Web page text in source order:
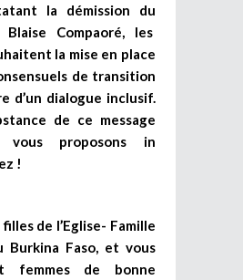
la démission du
Compaoré, les
la mise en place
de transition
d’un dialogue inclusif.
de ce message
vous proposons in
!
de l’Eglise- Famille
Faso, et vous
femmes de bonne